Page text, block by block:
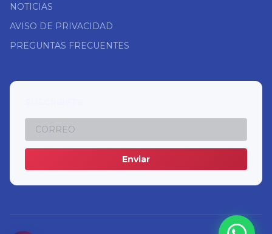
NOTICIAS
AVISO DE PRIVACIDAD
PREGUNTAS FRECUENTES
Enviar